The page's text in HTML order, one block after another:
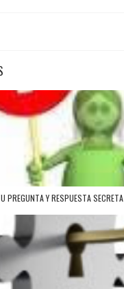
PREGUNTA Y RESPUESTA SECRETA